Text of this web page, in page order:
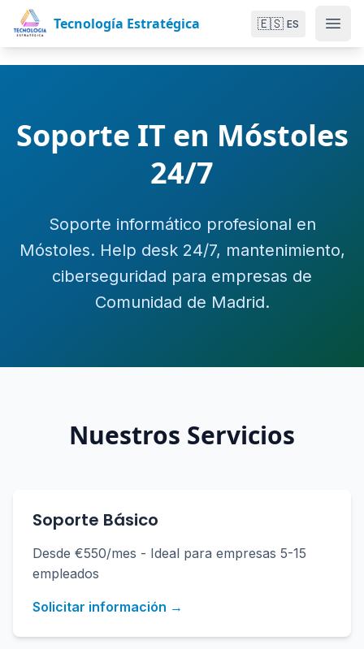
Tecnología Estratégica 🇪🇸 ES
Soporte IT en Móstoles
24/7
Soporte informático profesional en
Móstoles. Help desk 24/7, mantenimiento,
ciberseguridad para empresas de
Comunidad de Madrid.
Nuestros Servicios
Soporte Básico
Desde €550/mes - Ideal para empresas 5-15
empleados
Solicitar información →